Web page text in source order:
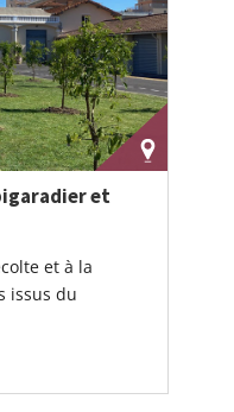
et
et à la
issus du